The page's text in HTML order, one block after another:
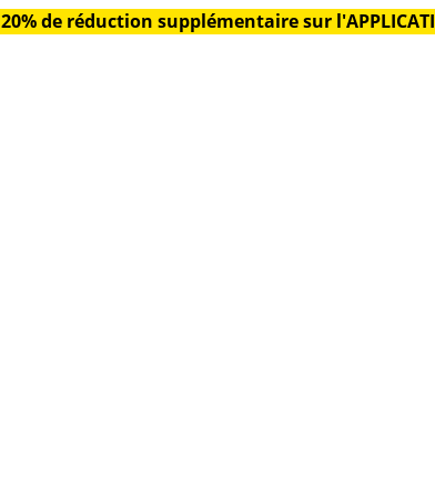
20% de réduction supplémentaire sur